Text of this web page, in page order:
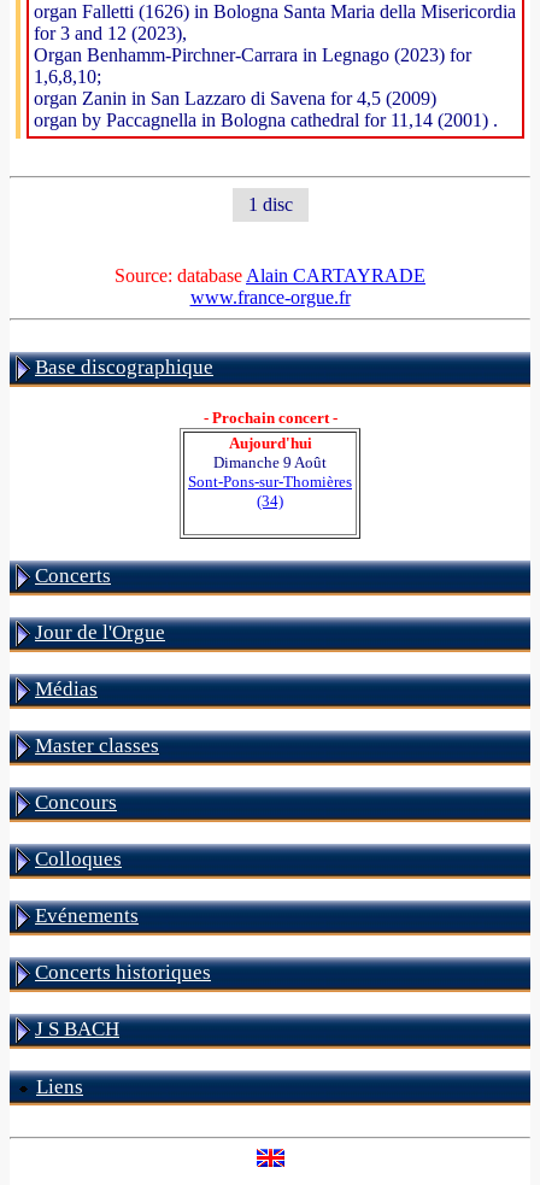
organ Falletti (1626) in Bologna Santa Maria della Misericordia
for 3 and 12 (2023),
Organ Benhamm-Pirchner-Carrara in Legnago (2023) for
1,6,8,10;
organ Zanin in San Lazzaro di Savena for 4,5 (2009)
organ by Paccagnella in Bologna cathedral for 11,14 (2001) .
1 disc
Source: database Alain CARTAYRADE
www.france-orgue.fr
Base discographique
- Prochain concert -
Aujourd'hui
Dimanche 9 Août
Sont-Pons-sur-Thomières
(34)
Concerts
Jour de l'Orgue
Médias
Master classes
Concours
Colloques
Evénements
Concerts historiques
J S BACH
Liens